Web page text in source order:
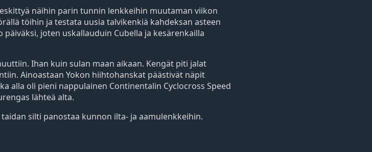
näihin parin tunnin lenkkeihin muutaman viikon
töihin ja testata uusia talvikenkiä kahdeksan asteen
joten uskallauduin Cubella ja kesärenkailla
Ihan kuin sulan maan aikaan. Kengät piti jalat
Ainoastaan Yokon hiihtohanskat päästivät näpit
alla oli pieni nappulainen Continentalin Cyclocross Speed
lähteä alta.
silti panostaa kunnon ilta- ja aamulenkkeihin.